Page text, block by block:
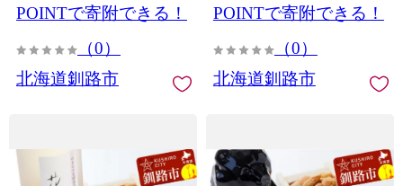
POINTで寄附できる！
（0）
北海道釧路市
POINTで寄附できる！
（0）
北海道釧路市